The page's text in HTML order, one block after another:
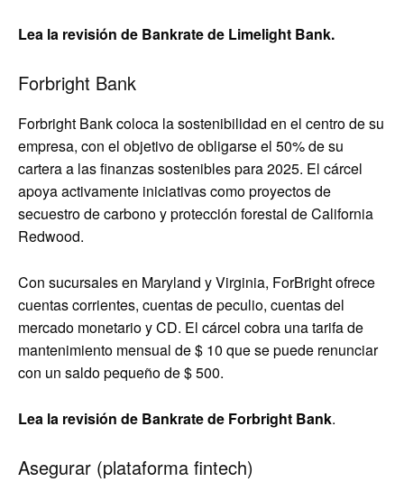
Lea la revisión de Bankrate de Limelight Bank.
Forbright Bank
Forbright Bank coloca la sostenibilidad en el centro de su
empresa, con el objetivo de obligarse el 50% de su
cartera a las finanzas sostenibles para 2025. El cárcel
apoya activamente iniciativas como proyectos de
secuestro de carbono y protección forestal de California
Redwood.
Con sucursales en Maryland y Virginia, ForBright ofrece
cuentas corrientes, cuentas de peculio, cuentas del
mercado monetario y CD. El cárcel cobra una tarifa de
mantenimiento mensual de $ 10 que se puede renunciar
con un saldo pequeño de $ 500.
Lea la revisión de Bankrate de Forbright Bank.
Asegurar (plataforma fintech)